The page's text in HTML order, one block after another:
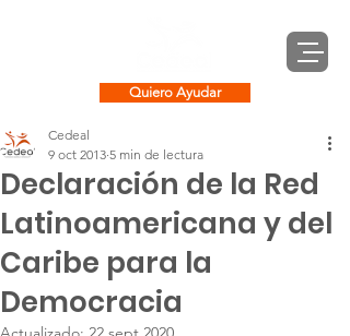
Quiero Ayudar
Declaración de la Red
Latinoamericana y del
Caribe para la
Democracia
Cedeal
9 oct 2013 5 min de lectura